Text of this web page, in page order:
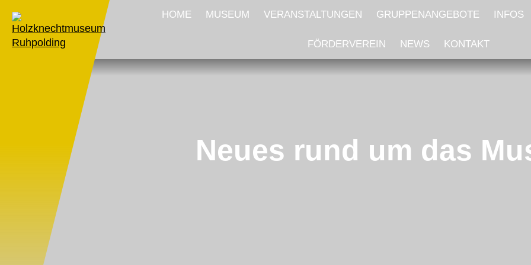
HOME MUSEUM VERANSTALTUNGEN GRUPPENANGEBOTE INFOS
FÖRDERVEREIN NEWS KONTAKT
Neues rund um das